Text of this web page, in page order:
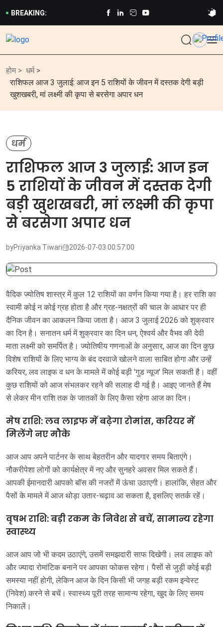
BREAKING:
होम > धर्म>
राशिफल आज 3 जुलाई: आज इन 5 राशियों के जीवन में दस्तक देगी बड़ी
खुशखबरी, मां लक्ष्मी की कृपा से बरसेगा अपार धन
धर्म
राशिफल आज 3 जुलाई: आज इन
5 राशियों के जीवन में दस्तक देगी
बड़ी खुशखबरी, मां लक्ष्मी की कृपा
से बरसेगा अपार धन
byPriyanka Tiwari 2026-07-03 00:57:00
वैदिक ज्योतिष शास्त्र में कुल 12 राशियों का वर्णन किया गया है। हर राशि का
स्वामी कोई न कोई ग्रह होता है और ग्रह-नक्षत्रों की चाल के आधार पर ही
दैनिक जीवन का आकलन किया जाता है। आज 3 जुलाई 2026 को शुक्रवार
का दिन है। सनातन धर्म में शुक्रवार का दिन धन, ऐश्वर्य और वैभव की देवी
माता लक्ष्मी को समर्पित है। ज्योतिषीय गणनाओं के अनुसार, आज का दिन कुछ
विशेष राशियों के लिए भाग्य के बंद दरवाजे खोलने वाला साबित होगा और उन्हें
करियर, लव लाइफ व धन के मामले में कोई बड़ी 'गुड न्यूज' मिल सकती है। वहीं
कुछ राशियों को आज संभलकर रहने की सलाह दी गई है। आइए जानते हैं मेष
से लेकर मीन राशि तक के जातकों के लिए कैसा रहेगा आज का दिन।
मेष राशि: लव लाइफ में बढ़ेगा रोमांस, करियर में
मिलेंगे नए मौके
आज आप अपने पार्टनर के साथ बेहतरीन और यादगार समय बिताएंगे।
नौकरीपेशा लोगों को कार्यक्षेत्र में नए और सुनहरे अवसर मिल सकते हैं।
आपकी ईमानदारी आपको बॉस की नजरों में ऊंचा उठाएगी। हालांकि, सेहत और
पैसों के मामले में आज थोड़ा उतार-चढ़ाव आ सकता है, इसलिए सतर्क रहें।
वृषभ राशि: बड़ी रकम के निवेश से बचें, सामान्य रहेगा
स्वास्थ्य
आज आप जो भी कदम उठाएंगे, उसमें समझदारी साफ दिखेगी। लव लाइफ को
और ज्यादा रोमांटिक बनाने पर आपका फोकस रहेगा। पैसों से जुड़ी कोई बड़ी
समस्या नहीं होगी, लेकिन आज के दिन किसी भी जगह बड़ी रकम इन्वेस्ट
(निवेश) करने से बचें। स्वास्थ्य पूरी तरह सामान्य रहेगा, खुद के लिए समय
निकालें।